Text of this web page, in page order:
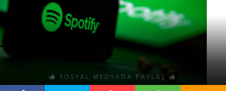
SOSYAL MEDYADA PAYLAŞ